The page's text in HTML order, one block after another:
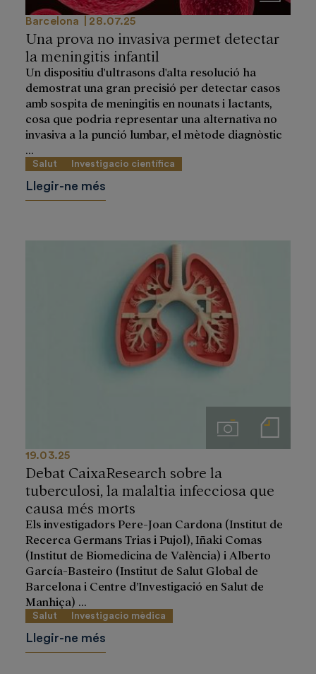
Barcelona 28.07.25
Una prova no invasiva permet detectar
la meningitis infantil
Un dispositiu d'ultrasons d'alta resolució ha
demostrat una gran precisió per detectar casos
amb sospita de meningitis en nounats i lactants,
cosa que podria representar una alternativa no
invasiva a la punció lumbar, el mètode diagnòstic
Salut Investigacio científica
Llegir-ne més
ImágenesNotas de prensa
19.03.25
Debat CaixaResearch sobre la
tuberculosi, la malaltia infecciosa que
causa més morts
Els investigadors Pere-Joan Cardona (Institut de
Recerca Germans Trias i Pujol), Iñaki Comas
(Institut de Biomedicina de València) i Alberto
García-Basteiro (Institut de Salut Global de
Barcelona i Centre d’Investigació en Salut de
Manhiça) ...
Salut Investigacio mèdica
Llegir-ne més